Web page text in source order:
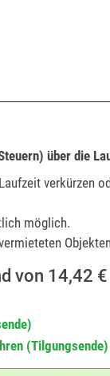
über die
verkürzen
möglich.
14,42
(Tilgungsende)